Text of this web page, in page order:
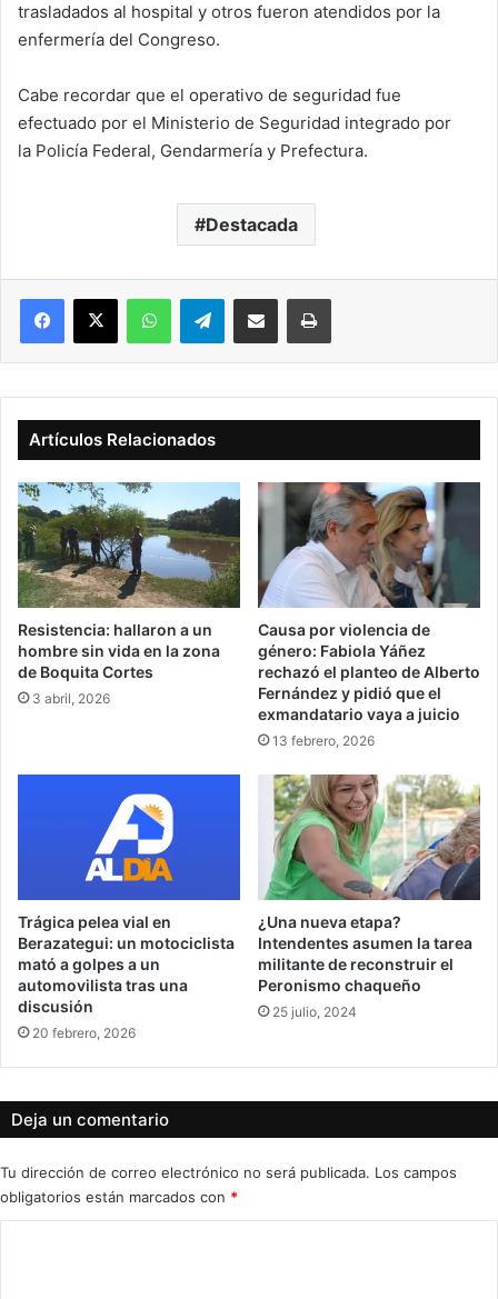
trasladados al hospital y otros fueron atendidos por la
enfermería del Congreso.
Cabe recordar que el operativo de seguridad fue
efectuado por el Ministerio de Seguridad integrado por
la Policía Federal, Gendarmería y Prefectura.
Destacada
Facebook
X WhatsAppTelegramCompartir vía correo electrónicoImprimir
Artículos Relacionados
Resistencia: hallaron a un
hombre sin vida en la zona
de Boquita Cortes
3 abril, 2026
Causa por violencia de
género: Fabiola Yáñez
rechazó el planteo de Alberto
Fernández y pidió que el
exmandatario vaya a juicio
13 febrero, 2026
Trágica pelea vial en
Berazategui: un motociclista
mató a golpes a un
automovilista tras una
discusión
20 febrero, 2026
¿Una nueva etapa?
Intendentes asumen la tarea
militante de reconstruir el
Peronismo chaqueño
25 julio, 2024
Deja un comentario
Tu dirección de correo electrónico no será publicada. Los campos
obligatorios están marcados con *